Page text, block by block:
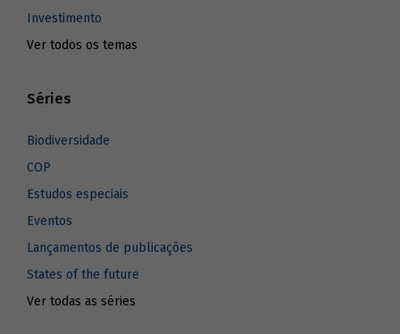
Investimento
Ver todos os temas
Séries
Biodiversidade
COP
Estudos especiais
Eventos
Lançamentos de publicações
States of the future
Ver todas as séries